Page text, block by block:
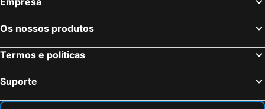
Os nossos produtos
Termos e políticas
Suporte